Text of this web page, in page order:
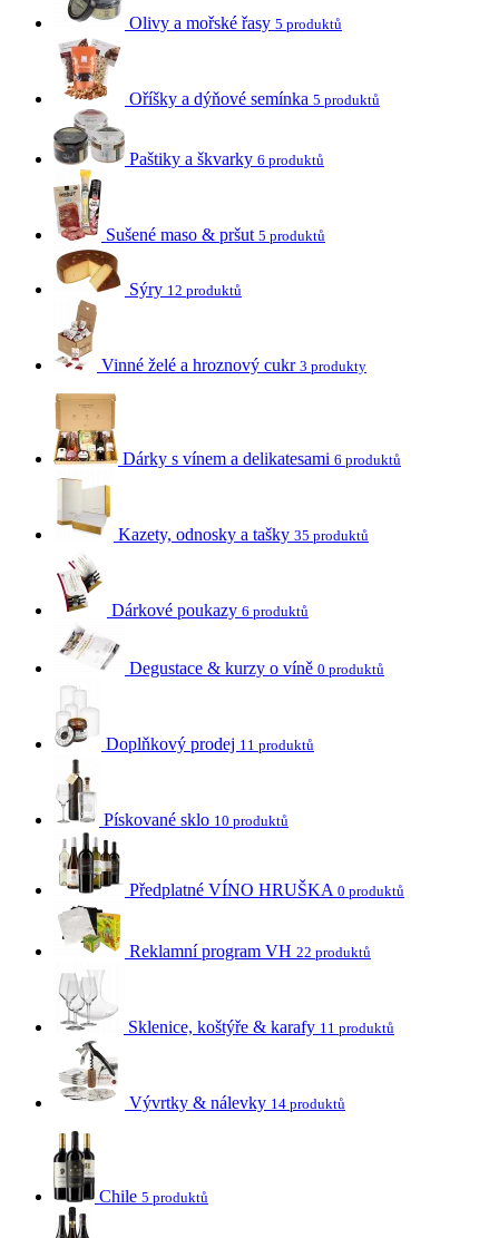
Olivy a mořské řasy 5 produktů
Oříšky a dýňové semínka 5 produktů
Paštiky a škvarky 6 produktů
Sušené maso & pršut 5 produktů
Sýry 12 produktů
Vinné želé a hroznový cukr 3 produkty
Dárky s vínem a delikatesami 6 produktů
Kazety, odnosky a tašky 35 produktů
Dárkové poukazy 6 produktů
Degustace & kurzy o víně 0 produktů
Doplňkový prodej 11 produktů
Pískované sklo 10 produktů
Předplatné VÍNO HRUŠKA 0 produktů
Reklamní program VH 22 produktů
Sklenice, koštýře & karafy 11 produktů
Vývrtky & nálevky 14 produktů
Chile 5 produktů